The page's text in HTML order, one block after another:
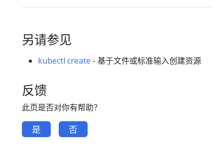
另请参见
kubectl create - 基于文件或标准输入创建资源
反馈
此页是否对你有帮助？
是 否